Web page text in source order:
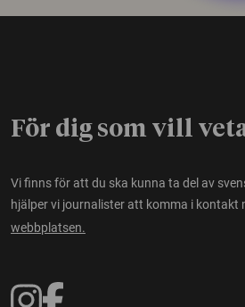
För dig som vill
Vi finns för att du ska kunna ta del av
hjälper vi journalister att komma i kontakt
webbplatsen.